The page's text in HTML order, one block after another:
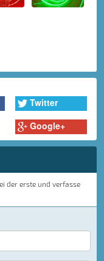
Twitter
Google+
der erste und verfasse